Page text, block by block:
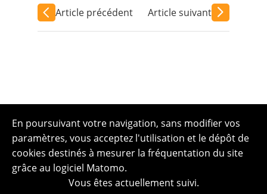
Article précédent Article suivant
En poursuivant votre navigation, sans modifier vos
paramètres, vous acceptez l'utilisation et le dépôt de
cookies destinés à mesurer la fréquentation du site
grâce au logiciel Matomo.
Vous êtes actuellement suivi.